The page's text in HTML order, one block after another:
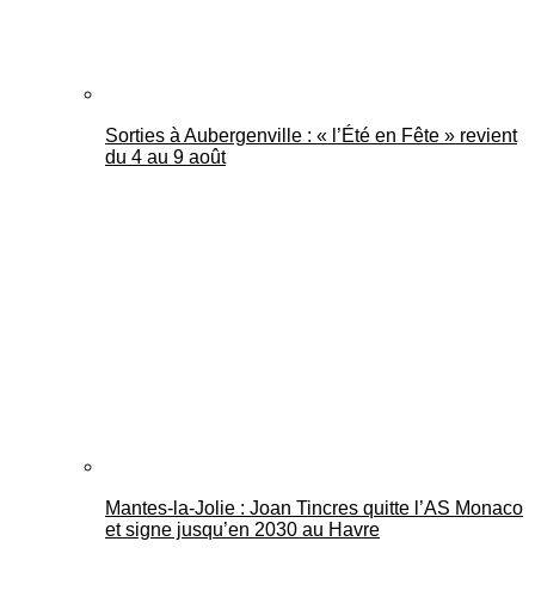
Sorties à Aubergenville : « l’Été en Fête » revient
du 4 au 9 août
Mantes-la-Jolie : Joan Tincres quitte l’AS Monaco
et signe jusqu’en 2030 au Havre